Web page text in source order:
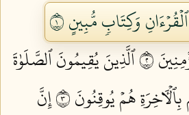
وَكِتَابٖ مُّبِينٍ ١
٢
ٱلَّذِينَ يُقِيمُونَ ٱلصَّلَوٰةَ
هُمۡ يُوقِنُونَ ٣
إِنَّ